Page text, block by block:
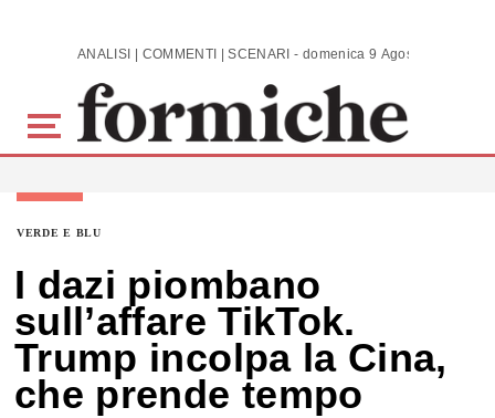
Skip to main content ANALISI | COMMENTI | SCENARI - domenica 9 Agosto 2026
VERDE E BLU
I dazi piombano
sull’affare TikTok.
Trump incolpa la Cina,
che prende tempo